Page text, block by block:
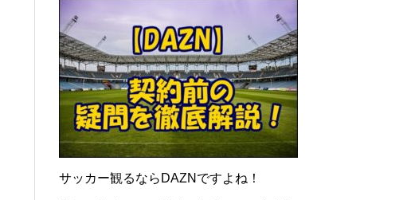
サッカー観るならDAZNですよね！